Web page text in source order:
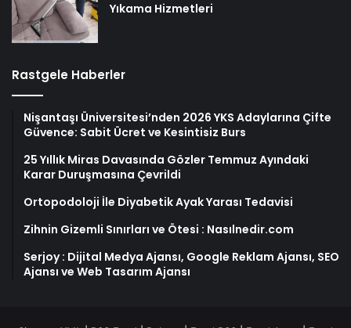
Yıkama Hizmetleri
Rastgele Haberler
Nişantaşı Üniversitesi’nden 2026 YKS Adaylarına Çifte
Güvence: Sabit Ücret ve Kesintisiz Burs
25 Yıllık Miras Davasında Gözler Temmuz Ayındaki
Karar Duruşmasına Çevrildi
Ortopodoloji İle Diyabetik Ayak Yarası Tedavisi
Zihnin Gizemli Sınırları ve Ötesi : Nasılnedir.com
Serjoy : Dijital Medya Ajansı, Google Reklam Ajansı, SEO
Ajansı ve Web Tasarım Ajansı